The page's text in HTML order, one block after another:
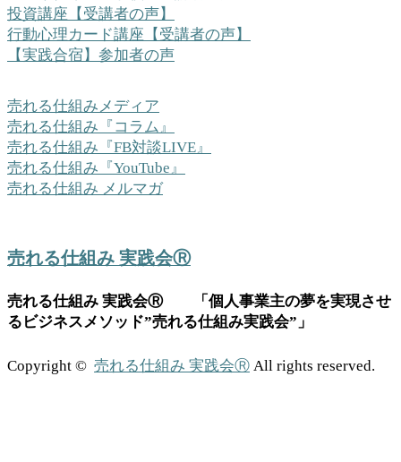
投資講座【受講者の声】
行動心理カード講座【受講者の声】
【実践合宿】参加者の声
売れる仕組みメディア
売れる仕組み『コラム』
売れる仕組み『FB対談LIVE』
売れる仕組み『YouTube』
売れる仕組み メルマガ
売れる仕組み 実践会Ⓡ
売れる仕組み 実践会Ⓡ 「個人事業主の夢を実現させ
るビジネスメソッド”売れる仕組み実践会”」
Copyright © 売れる仕組み 実践会Ⓡ All rights reserved.